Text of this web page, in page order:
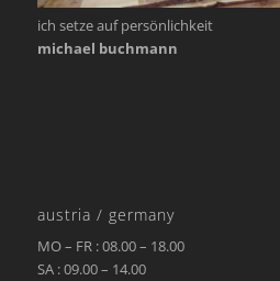
ich setze auf persönlichkeit
michael buchmann
austria / germany
MO – FR : 08.00 – 18.00
SA : 09.00 – 14.00